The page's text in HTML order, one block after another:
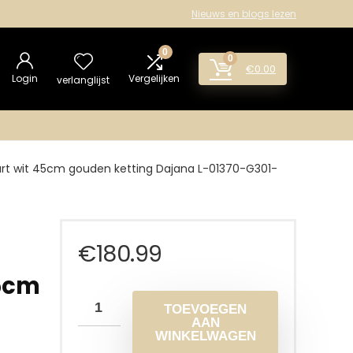
Nieuws en blogs lezen
Login verlanglijst
0
Vergelijken
0
€0.00
wit 45cm gouden ketting Dajana L-01370-G301-
€180.99
TOEVOEGEN
AAN
WINKELWAGEN